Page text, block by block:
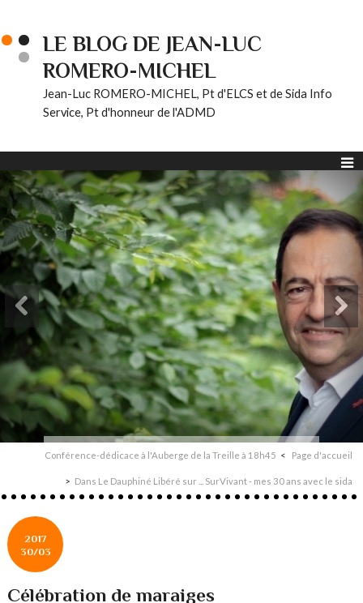
LE BLOG DE JEAN-LUC
ROMERO-MICHEL
Jean-Luc ROMERO-MICHEL, Pt d'ELCS et de Sida Info
Service, Pt d'honneur de l'ADMD
Conférence-dédicace à l'Auberge de la Treille à 18h45 Page d'accueil
Dans Le Dauphiné Libéré sur ... SurVivant - mes 30 ans avec le sida
2017
30/03
Célébration de maraiges